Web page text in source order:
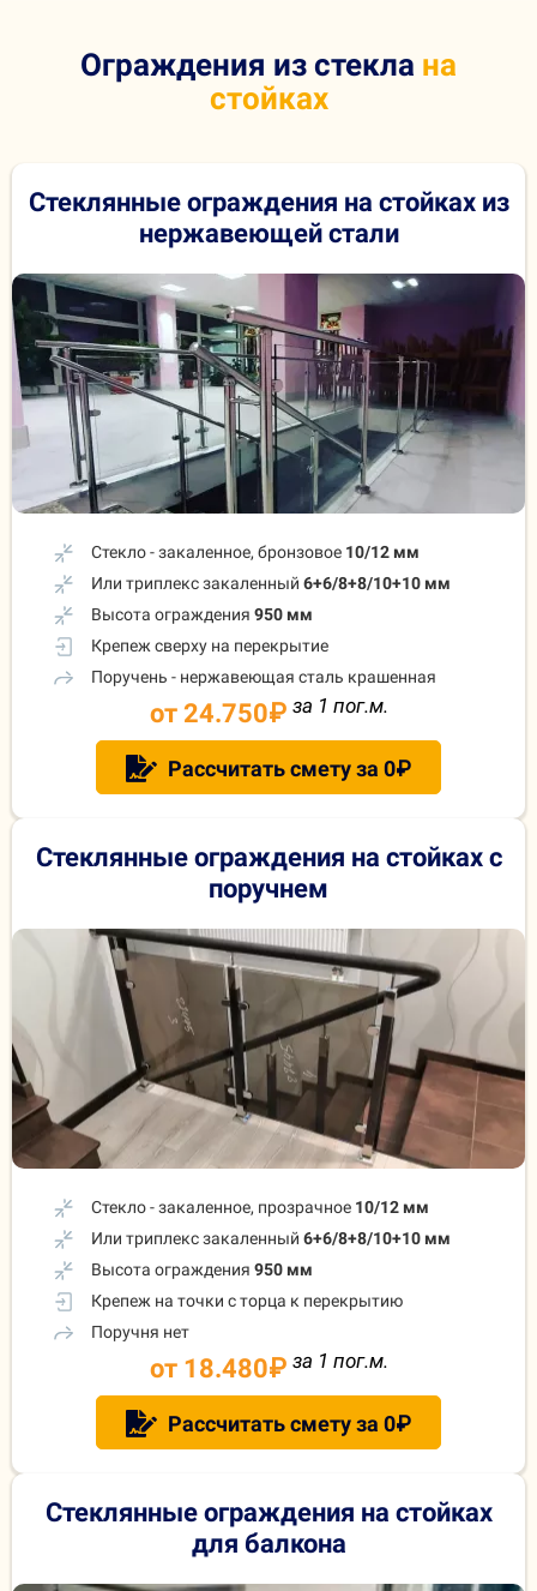
Ограждения из стекла на
стойках
Стеклянные ограждения на стойках из
нержавеющей стали
Стекло - закаленное, бронзовое 10/12 мм
Или триплекс закаленный 6+6/8+8/10+10 мм
Высота ограждения 950 мм
Крепеж сверху на перекрытие
Поручень - нержавеющая сталь крашенная
от 24.750₽ за 1 пог.м.
Рассчитать смету за 0₽
Стеклянные ограждения на стойках с
поручнем
Стекло - закаленное, прозрачное 10/12 мм
Или триплекс закаленный 6+6/8+8/10+10 мм
Высота ограждения 950 мм
Крепеж на точки с торца к перекрытию
Поручня нет
от 18.480₽ за 1 пог.м.
Рассчитать смету за 0₽
Стеклянные ограждения на стойках
для балкона